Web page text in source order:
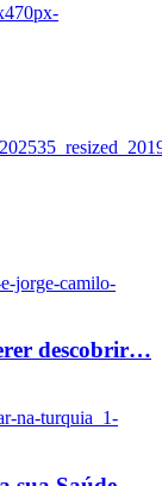
jorge-camilo-
descobrir…
na-turquia_1-